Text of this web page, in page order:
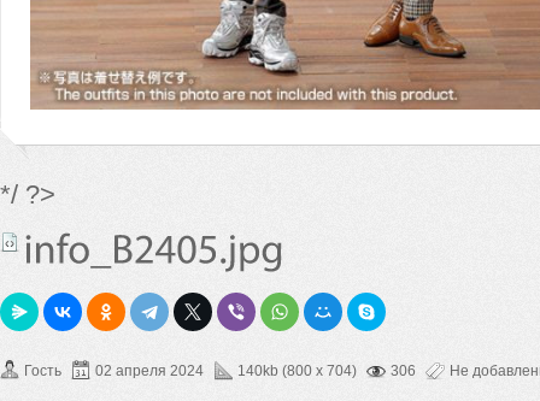
*/ ?>
Гость 02 апреля 2024 140kb (800 x 704) 306 Не